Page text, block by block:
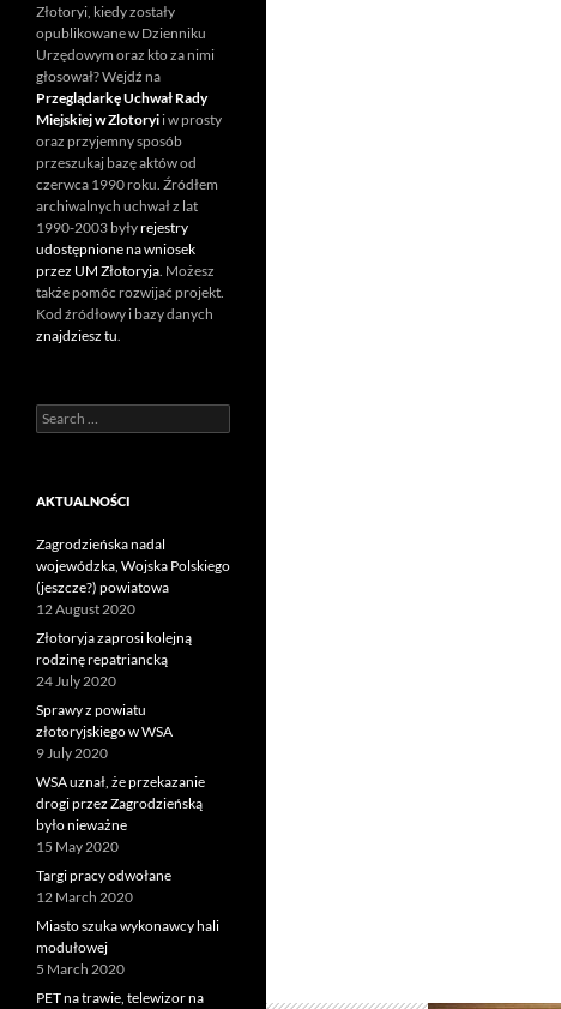
Złotoryi, kiedy zostały
opublikowane w Dzienniku
Urzędowym oraz kto za nimi
głosował? Wejdź na
Przeglądarkę Uchwał Rady
Miejskiej w Zlotoryi i w prosty
oraz przyjemny sposób
przeszukaj bazę aktów od
czerwca 1990 roku. Źródłem
archiwalnych uchwał z lat
1990-2003 byłyrejestry
udostępnione na wniosek
przez UM Złotoryja. Możesz
także pomóc rozwijać projekt.
Kod źródłowy i bazy danych
znajdziesz tu.
Search
for:
AKTUALNOŚCI
Zagrodzieńska nadal
wojewódzka, Wojska Polskiego
(jeszcze?) powiatowa
12 August 2020
Złotoryja zaprosi kolejną
rodzinę repatriancką
24 July 2020
Sprawy z powiatu
złotoryjskiego w WSA
9 July 2020
WSA uznał, że przekazanie
drogi przez Zagrodzieńską
było nieważne
15 May 2020
Targi pracy odwołane
12 March 2020
Miasto szuka wykonawcy hali
modułowej
5 March 2020
PET na trawie, telewizor na